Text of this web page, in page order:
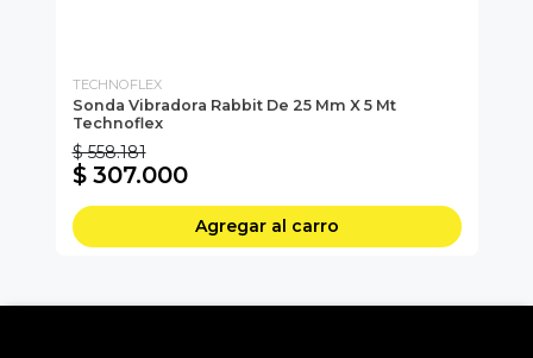
TECHNOFLEX
Sonda Vibradora Rabbit De 25 Mm X 5 Mt
Technoflex
$ 558.181
$ 307.000
Agregar al carro